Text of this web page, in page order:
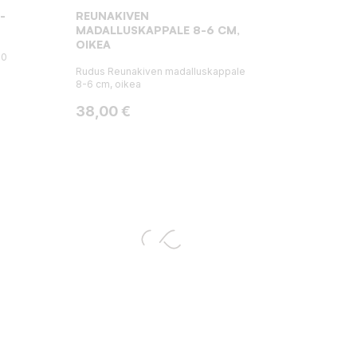
REUNAKIVEN
MADALLUSKAPPALE 8-6 CM,
OIKEA
Rudus Reunakiven madalluskappale
8-6 cm, oikea
Hinta
38,00 €